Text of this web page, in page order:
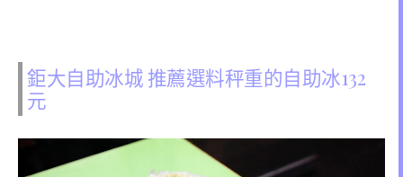
鉅大自助冰城 推薦選料秤重的自助冰132
元